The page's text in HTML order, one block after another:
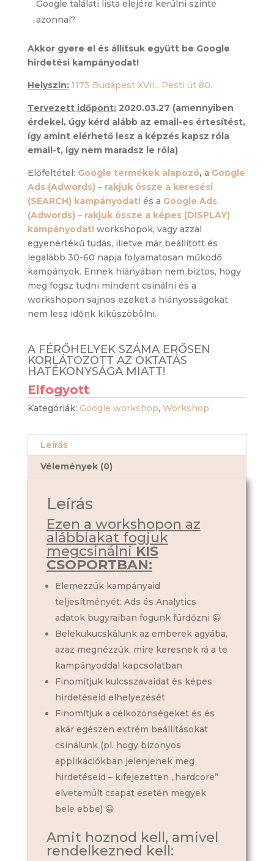
Google találati lista elejére kerülni szinte
azonnal?
Akkor gyere el és állítsuk együtt be Google
hirdetési kampányodat!
Helyszín: 1173 Budapest XVII., Pesti út 80.
Tervezett időpont: 2020.03.27 (amennyiben
érdekel, úgy kérd alább az email-es értesítést,
így amint elérhető lesz a képzés kapsz róla
email-t, így nem maradsz le róla)
Előfeltétel: Google termékek alapozó, a Google
Ads (Adwords) – rakjuk össze a keresési
(SEARCH) kampányodat!és a Google Ads
(Adwords) – rakjuk össze a képes (DISPLAY)
kampányodat! workshopok, vagy azzal
egyenértékű tudás, illetve már beállított és
legalább 30-60 napja folyamatosan működő
kampányok. Ennek hiányában nem biztos, hogy
meg fogsz tudni mindent csinálni és a
workshopon sajnos ezeket a hiányosságokat
nem lesz időnk kiküszöbölni.
A FÉRŐHELYEK SZÁMA ERŐSEN
KORLÁTOZOTT AZ OKTATÁS
HATÉKONYSÁGA MIATT!
Elfogyott
Kategóriák: Google workshop, Workshop
Leírás
Vélemények (0)
Leírás
Ezen a workshopon az
alábbiakat fogjuk
megcsinálni KIS
CSOPORTBAN:
Elemezzük kampányaid
teljesítményét: Ads és Analytics
adatok bugyraiban fogunk fürdőzni 😀
Belekukucskálunk az emberek agyába,
azaz megnézzük, mire keresnek rá a te
kampányoddal kapcsolatban
Finomítjuk kulcsszavaidat és képes
hirdetéseid elhelyezését
Finomítjuk a célközönségeket és és
akár egészen extrém beállításokat
csinálunk (pl. hogy bizonyos
applikációkban jelenjenek meg
hirdetéseid – kifejezetten „hardcore”
elvetemült csapat esetén megyek
bele ebbe) 😀
Amit hoznod kell, amivel
rendelkezned kell: